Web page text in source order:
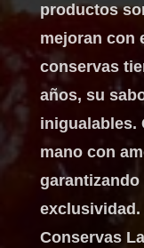
productos
mejoran con
conservas
años, su
inigualables.
mano con
exclusividad.
Conservas